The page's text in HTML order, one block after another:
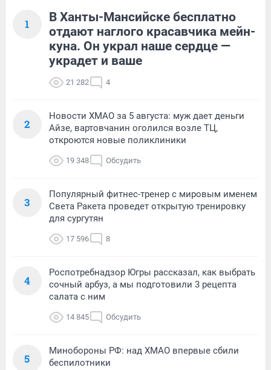
1
В Ханты-Мансийске бесплатно
отдают наглого красавчика мейн-
куна. Он украл наше сердце —
украдет и ваше
21 282 4
2
Новости ХМАО за 5 августа: муж дает деньги
Айзе, вартовчанин оголился возле ТЦ,
откроются новые поликлиники
19 348 Обсудить
3
Популярный фитнес-тренер с мировым именем
Света Ракета проведет открытую тренировку
для сургутян
17 596 8
4
Роспотребнадзор Югры рассказал, как выбрать
сочный арбуз, а мы подготовили 3 рецепта
салата с ним
14 845 Обсудить
5
Минобороны РФ: над ХМАО впервые сбили
беспилотники